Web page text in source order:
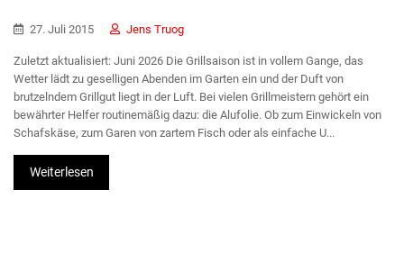
27. Juli 2015 Jens Truog
Zuletzt aktualisiert: Juni 2026 Die Grillsaison ist in vollem Gange, das
Wetter lädt zu geselligen Abenden im Garten ein und der Duft von
brutzelndem Grillgut liegt in der Luft. Bei vielen Grillmeistern gehört ein
bewährter Helfer routinemäßig dazu: die Alufolie. Ob zum Einwickeln von
Schafskäse, zum Garen von zartem Fisch oder als einfache U...
Weiterlesen